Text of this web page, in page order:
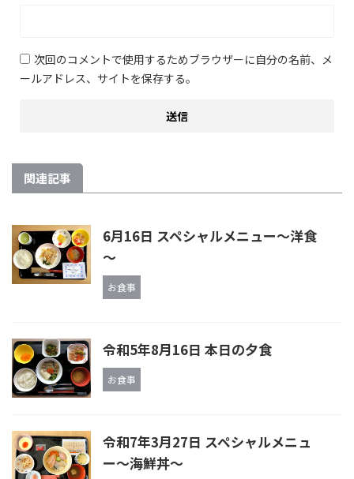
次回のコメントで使用するためブラウザーに自分の名前、メ
ールアドレス、サイトを保存する。
関連記事
6月16日 スペシャルメニュー～洋食
～
お食事
令和5年8月16日 本日の夕食
お食事
令和7年3月27日 スペシャルメニュ
ー〜海鮮丼〜